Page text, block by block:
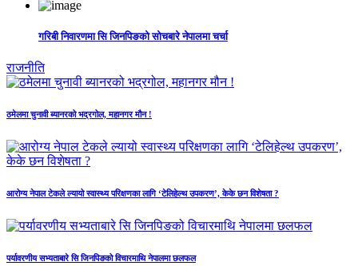
गरिबी निवारणमा सि जिनपिङको सोचबारे नेपालमा चर्चा
राजनीति
ठमेलमा चुनावी ब्यानरको भद्रगोल, महानगर मौन !
आरोग्य नेपाल टेकले ल्यायो स्वास्थ्य परिक्षणका लागि ‘टेलिहेल्थ उपकरण’, केके छन विशेषता ?
पर्यावरणीय सभ्यताबारे सि जिनपिङको विचारमाथि नेपालमा छलफल